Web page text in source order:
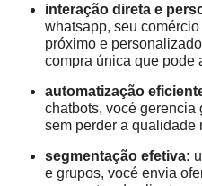
interação direta e
whatsapp, seu
próximo e
compra única que pode
automatização
chatbots, vocé gerencia
sem perder a qualidade
segmentação efetiva:
e grupos, vocé envia